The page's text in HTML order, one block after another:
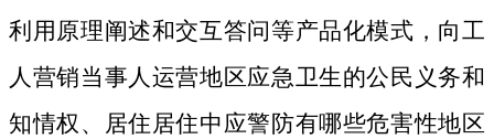
利用原理阐述和交互答问等产品化模式，向工
人营销当事人运营地区应急卫生的公民义务和
知情权、居住居住中应警防有哪些危害性地区